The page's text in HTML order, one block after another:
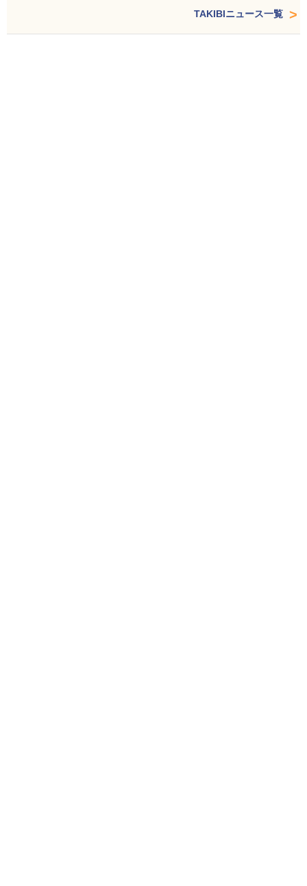
TAKIBIニュース一覧